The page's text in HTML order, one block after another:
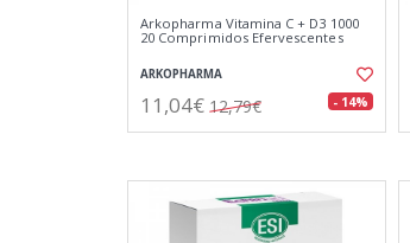
Arkopharma Vitamina C + D3 1000
20 Comprimidos Efervescentes
ARKOPHARMA
11,04€ 12,79€ - 14%